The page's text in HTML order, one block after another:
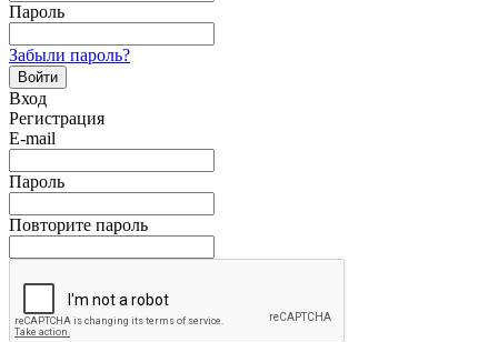
Пароль
Забыли пароль?
Войти
Вход
Регистрация
E-mail
Пароль
Повторите пароль